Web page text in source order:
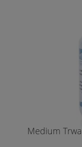
Medium